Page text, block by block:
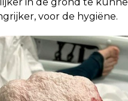
voor de hygiëne.